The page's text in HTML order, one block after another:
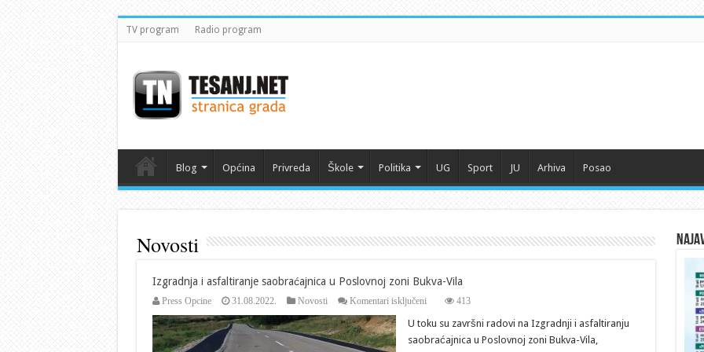
TV program Radio program
Blog Općina Privreda Škole Politika UG Sport JU Arhiva Posao
Novosti
Izgradnja i asfaltiranje saobraćajnica u Poslovnoj zoni Bukva-Vila
Press Opcine 31.08.2022. Novosti Komentari isključeniza
i
asfaltiranje
saobraćajnica
413
U toku su završni radovi na Izgradnji i asfaltiranju
saobraćajnica u Poslovnoj zoni Bukva-Vila,